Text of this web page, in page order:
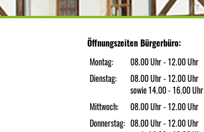
Öffnungszeiten Bürgerbüro:
Montag:
08.00 Uhr - 12.00 Uhr
Dienstag:
08.00 Uhr - 12.00 Uhr
sowie 14.00 - 16.00 Uhr
Mittwoch:
08.00 Uhr - 12.00 Uhr
Donnerstag: 08.00 Uhr - 12.00 Uhr